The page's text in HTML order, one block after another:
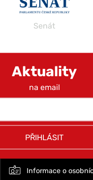
Aktuality
na email
PŘIHLÁSIT
Informace o